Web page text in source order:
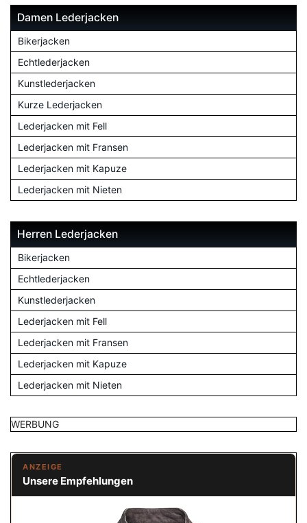
Damen Lederjacken
Bikerjacken
Echtlederjacken
Kunstlederjacken
Kurze Lederjacken
Lederjacken mit Fell
Lederjacken mit Fransen
Lederjacken mit Kapuze
Lederjacken mit Nieten
Herren Lederjacken
Bikerjacken
Echtlederjacken
Kunstlederjacken
Lederjacken mit Fell
Lederjacken mit Fransen
Lederjacken mit Kapuze
Lederjacken mit Nieten
WERBUNG
ANZEIGE
Unsere Empfehlungen